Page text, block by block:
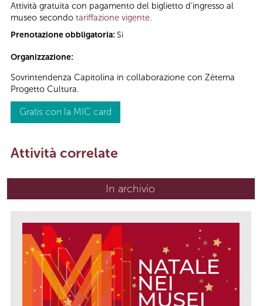
Attività gratuita con pagamento del biglietto d’ingresso al
museo secondo tariffazione vigente.
Prenotazione obbligatoria: Sì
Organizzazione:
Sovrintendenza Capitolina in collaborazione con Zètema
Progetto Cultura.
Gratis con la MIC card
Attività correlate
In archivio